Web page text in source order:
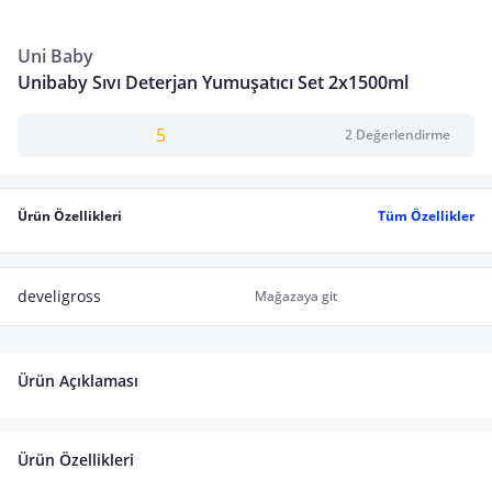
Uni Baby
Unibaby Sıvı Deterjan Yumuşatıcı Set 2x1500ml
5 2 Değerlendirme
Ürün Özellikleri Tüm Özellikler
develigross Mağazaya git
Ürün Açıklaması
Ürün Özellikleri